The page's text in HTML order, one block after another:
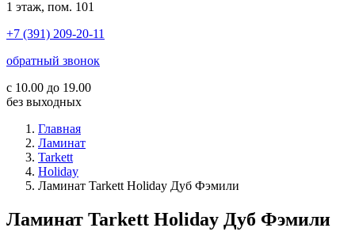
1 этаж, пом. 101
+7 (391) 209-20-11
обратный звонок
с 10.00 до 19.00
без выходных
Главная
Ламинат
Tarkett
Holiday
Ламинат Tarkett Holiday Дуб Фэмили
Ламинат Tarkett Holiday Дуб Фэмили